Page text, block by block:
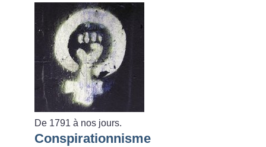
De 1791 à nos jours.
Conspirationnisme